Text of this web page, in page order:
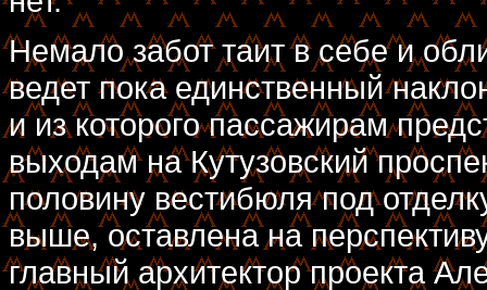
Немало забот таит в себе и
ведет пока единственный
и из которого пассажирам
выходам на Кутузовский
половину вестибюля под
выше, оставлена на
главный архитектор проекта